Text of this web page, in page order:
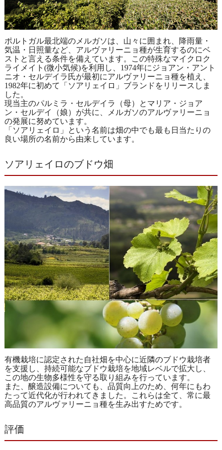
ポルトガル最北端のメルガソは、山々に囲まれ、降雨量・
気温・日照量など、アルヴァリーニョ種が生育するのにベ
ストと言える条件を備えています。この特殊なマイクロク
ライメイト(微小気候)を利用し、1974年にジョアン・アント
ニオ・セルデイラ氏が最初にアルヴァリーニョ種を植え、
1982年に初めて「ソアリェイロ」ブランドをリリースしま
した。
現当主のパルミラ・セルデイラ（母）とマリア・ジョア
ン・セルデイ（娘）が共に、メルガソのアルヴァリーニョ
の発展に努めています。
「ソアリェイロ」という名前は畑の中でも最も日当たりの
良い場所の名前から由来しています。
ソアリェイロのブドウ畑
有機栽培に認定された自社畑を中心に近隣のブドウ栽培者
を支援し、持続可能なブドウ栽培を地域レベルで拡大し、
この地の生物多様性を守る取り組みを行っています。
また、醸造設備についても、品質向上のため、何年にもわ
たって近代化が行われてきました。これらは全て、常に最
高品質のアルヴァリーニョ種を生み出すためです。
評価